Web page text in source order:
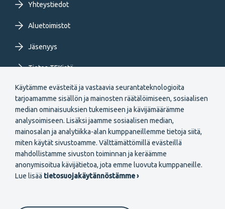
Käytämme evästeitä ja vastaavia seurantateknologioita
tarjoamamme sisällön ja mainosten räätälöimiseen, sosiaalisen
median ominaisuuksien tukemiseen ja kävijämäärämme
analysoimiseen. Lisäksi jaamme sosiaalisen median,
mainosalan ja analytiikka-alan kumppaneillemme tietoja siitä,
miten käytät sivustoamme. Välttämättömillä evästeillä
mahdollistamme sivuston toiminnan ja keräämme
anonymisoitua kävijätietoa, jota emme luovuta kumppaneille.
Lue lisää tietosuojakäytännöstämme ›
Yhteystiedot
Aluetoimistot
Jäsenyys
Tietoa TEKistä
Extranet
Secondary
Liity jäseneksi